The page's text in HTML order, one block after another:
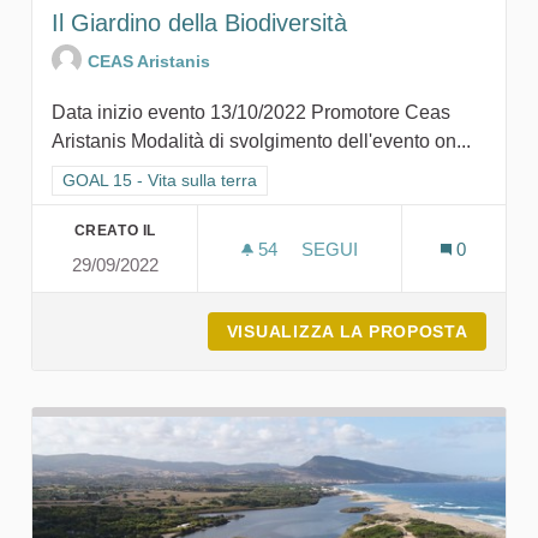
Il Giardino della Biodiversità
CEAS Aristanis
Data inizio evento 13/10/2022 Promotore Ceas
Aristanis Modalità di svolgimento dell'evento on...
Filtra i risultati per categoria: GOAL 15 - Vita sulla terra
GOAL 15 - Vita sulla terra
CREATO IL
29/09/2022
54 54 SOSTENITORI
SEGUI
0
VISUALIZZA LA PROPOSTA